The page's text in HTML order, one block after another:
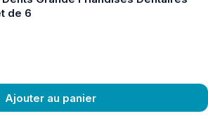
de 6
Ajouter au panier